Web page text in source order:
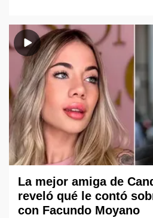
La mejor amiga de
reveló qué le contó
con Facundo Moyano